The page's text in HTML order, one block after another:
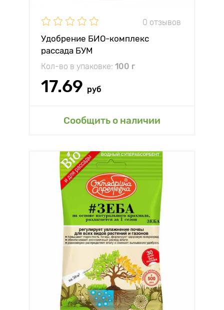
0 отзывов
Удобрение БИО-комплекс
рассада БУМ
Кол-во в упаковке: 100 г
17.69 руб
Сообщить о наличии